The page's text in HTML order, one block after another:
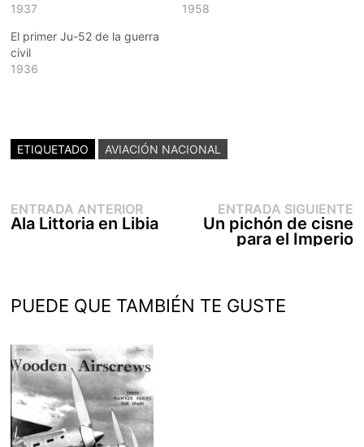
1937
1958
El primer Ju-52 de la guerra
civil
1936
ETIQUETADO AVIACIÓN NACIONAL
Navegación
de
ENTRADA ANTERIOREntrada
anterior:
Ala Littoria en Libia
ENTRADA SIGUIENTE
Un pichón de cisne
para el Imperio
PUEDE QUE TAMBIÉN TE GUSTE